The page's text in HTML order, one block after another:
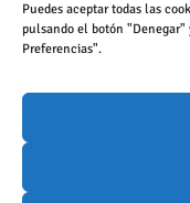
Puedes aceptar todas las
pulsando el botón
Preferencias".